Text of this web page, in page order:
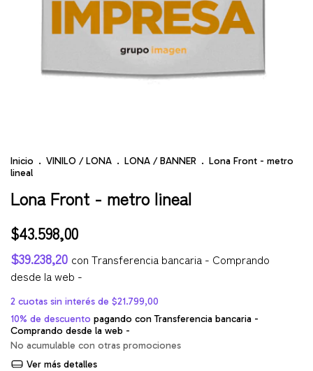
Inicio . VINILO / LONA . LONA / BANNER . Lona Front - metro
lineal
Lona Front - metro lineal
$43.598,00
$39.238,20 con Transferencia bancaria - Comprando
desde la web -
2 cuotas sin interés de $21.799,00
10% de descuento pagando con Transferencia bancaria -
Comprando desde la web -
No acumulable con otras promociones
Ver más detalles